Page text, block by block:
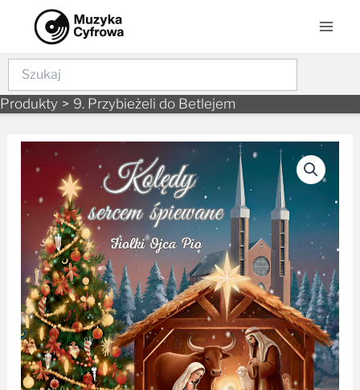
content
Szukaj
Produkty 9. Przybieżeli do Betlejem